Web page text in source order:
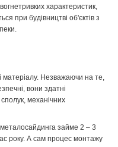
характеристик,
при будівництві об'єктів з
матеріалу. Незважаючи на те,
вони здатні
механічних
сайдинга займе 2 – 3
року. А сам процес монтажу